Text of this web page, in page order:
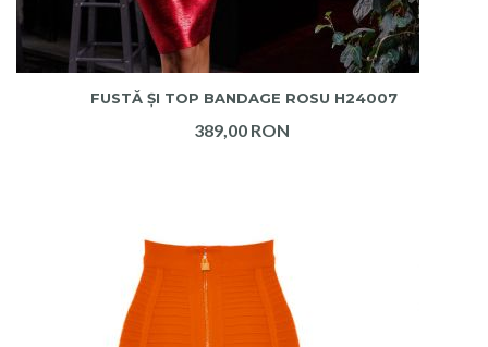
ADAUGA IN COS
FUSTĂ ȘI TOP BANDAGE ROSU H24007
389,00 RON